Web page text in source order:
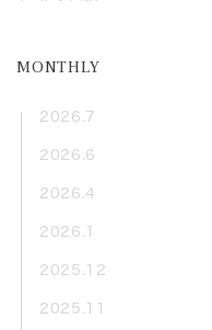
MONTHLY
2026.7
2026.6
2026.4
2026.1
2025.12
2025.11